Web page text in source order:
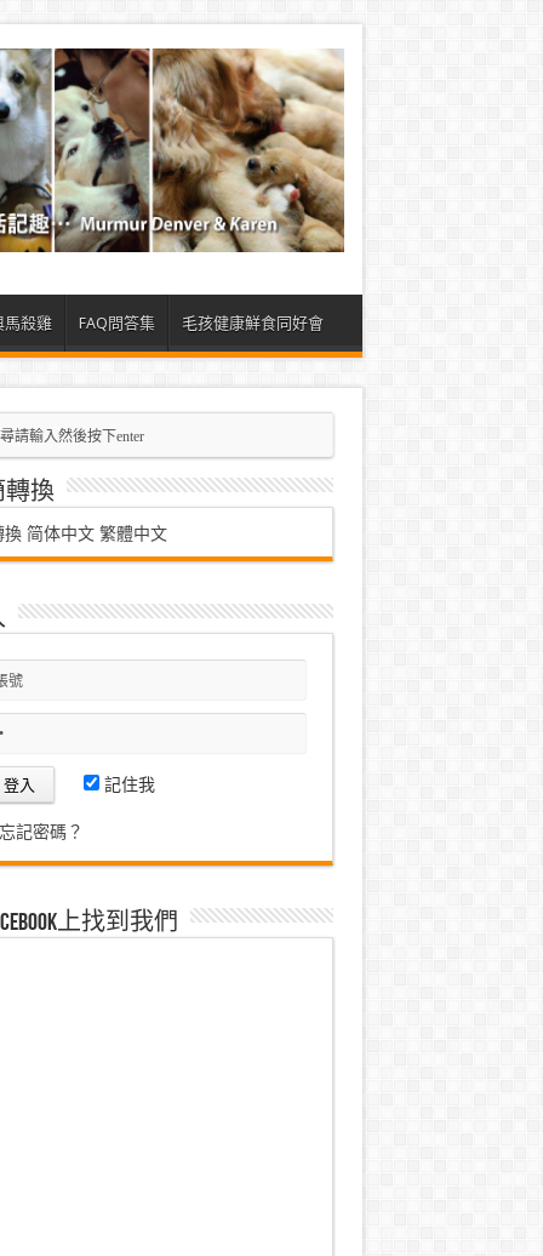
馬殺雞 FAQ問答集 毛孩健康鮮食同好會
換
換 简体中文 繁體中文
記住我
記密碼？
上找到我們